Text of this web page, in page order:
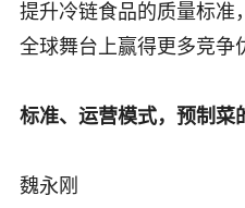
提升冷链食品的质量标准
全球舞台上赢得更多竞争
标准、运营模式，预制菜
魏永刚